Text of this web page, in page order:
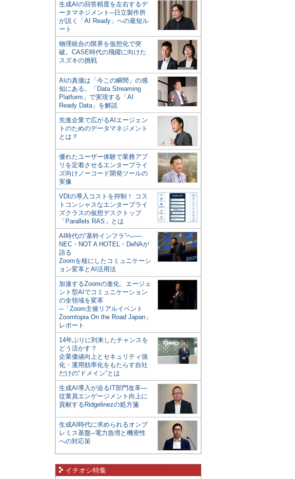
生成AIの回答精度を左右するデ
ータマネジメント─日立製作所
が説く「AI Ready」への最短ル
ート
物理統合の限界を仮想化で突
破。CASE時代の飛躍に向けた
スズキの挑戦
AIの真価は「今この瞬間」の感
知にある。「Data Streaming
Platform」で実現する「AI
Ready Data」を解説
先進企業で広がるAIエージェン
トのためのデータマネジメント
とは？
優れたユーザー体験で業務アプ
リを定着させるエンタープライ
ズ向けノーコード開発ツールの
実像
VDIの導入コストを抑制！ コス
トコンシャスなエンタープライ
ズクラスの仮想デスクトップ
「Parallels RAS」とは
AI時代の“基幹インフラ”へ──
NEC・NOT A HOTEL・DeNAが
語る
Zoomを核にしたコミュニケーシ
ョン変革とAI活用法
加速するZoomの進化、エージェ
ント型AIでコミュニケーション
の全領域を変革
─「Zoom主催リアルイベント
Zoomtopia On the Road Japan」
レポート
14年ぶりに到来したチャンスを
どう活かす？
企業価値向上とセキュリティ強
化・運用効率化をもたらす自社
だけの“ドメイン”とは
生成AI導入が迫るIT部門改革―
従業員エンゲージメント向上に
貢献するRidgelinezの処方箋
生成AI時代に求められるオンプ
レミス基盤─電力急増と機密性
への対応策
イチオシ特集